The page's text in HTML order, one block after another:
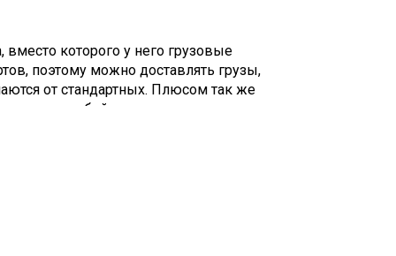
вместо которого у него грузовые
поэтому можно доставлять грузы,
от стандартных. Плюсом так же
с любой стороны, а так же